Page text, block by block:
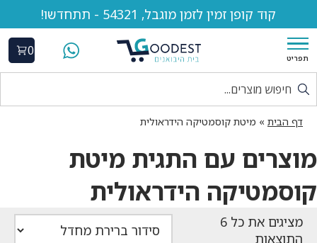
קוד קופן זמין לזמן מוגבל, 54321 - תתחדשו!
תפריט
0
דף הבית » מיטת קוסמטיקה הידראולית
מוצרים עם התגית מיטת
קוסמטיקה הידראולית
התוצאות